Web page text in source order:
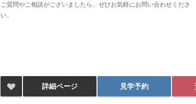
ご質問やご相談がございましたら、ぜひお気軽にお問い合わせくださ
い。
詳細ページ 見学予約